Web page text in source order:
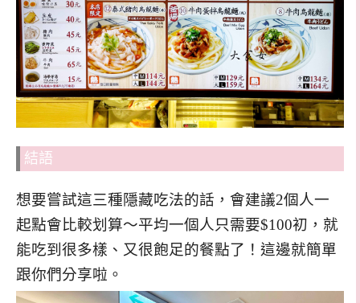
結語
想要嘗試這三種隱藏吃法的話，會建議2個人一
起點會比較划算～平均一個人只需要$100初，就
能吃到很多樣、又很飽足的餐點了！這邊就簡單
跟你們分享啦。